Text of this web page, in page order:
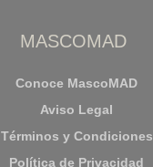
MASCOMAD
Conoce MascoMAD
Aviso Legal
Términos y Condiciones
Política de Privacidad